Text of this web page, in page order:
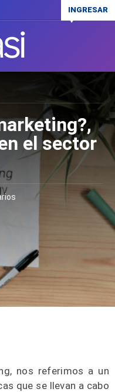
INGRESAR
el sector
nos referimos a un
que se llevan a cabo